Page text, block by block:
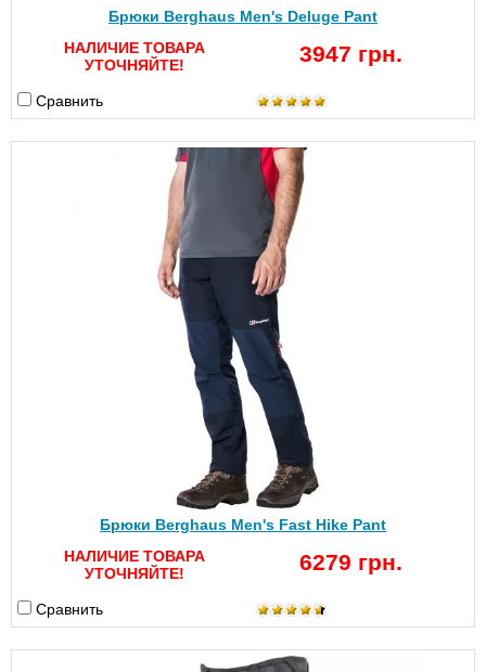
Брюки Berghaus Men's Deluge Pant
НАЛИЧИЕ ТОВАРА
УТОЧНЯЙТЕ!
3947 грн.
Сравнить
Брюки Berghaus Men's Fast Hike Pant
НАЛИЧИЕ ТОВАРА
УТОЧНЯЙТЕ!
6279 грн.
Сравнить